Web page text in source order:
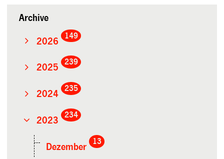
Archive
2026
149
2025
239
2024
235
2023
234
Dezember
13